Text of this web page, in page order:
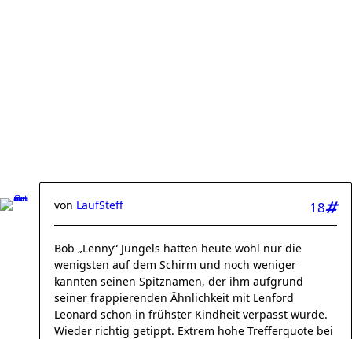
18
von LaufSteff
Bob „Lenny“ Jungels hatten heute wohl nur die
wenigsten auf dem Schirm und noch weniger
kannten seinen Spitznamen, der ihm aufgrund
seiner frappierenden Ähnlichkeit mit Lenford
Leonard schon in frühster Kindheit verpasst wurde.
Wieder richtig getippt. Extrem hohe Trefferquote bei